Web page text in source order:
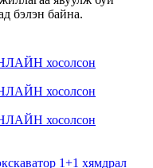
бэлэн байна.